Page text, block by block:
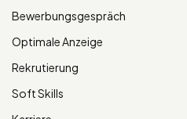
Bewerbungsgespräch
Optimale Anzeige
Rekrutierung
Soft Skills